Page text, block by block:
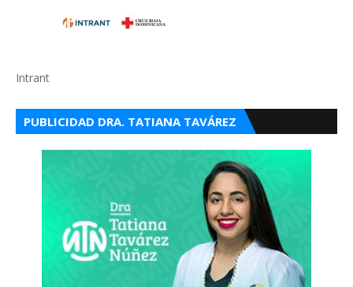
Intrant
PUBLICIDAD DRA. TATIANA TAVÁREZ